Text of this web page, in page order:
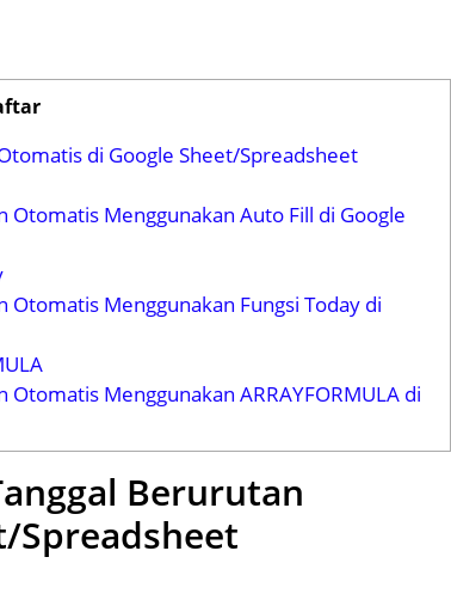
di Google Sheet/Spreadsheet
Otomatis Menggunakan Auto Fill di Google
Menggunakan Fungsi Today di
Menggunakan ARRAYFORMULA di
Berurutan
Spreadsheet